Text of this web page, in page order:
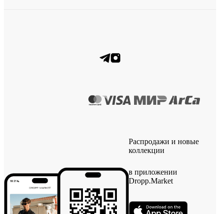
Распродажи и новые
коллекции
в приложении
Dropp.Market